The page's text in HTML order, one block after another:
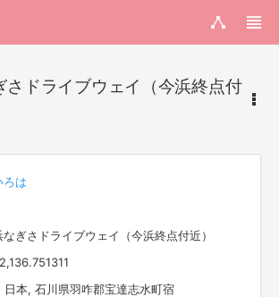
さドライブウェイ（今浜終点付
ろは
ぎさドライブウェイ（今浜終点付近）
本, 石川県羽咋郡宝達志水町宿